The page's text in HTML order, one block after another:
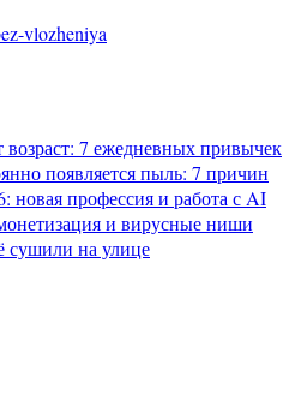
7 ежедневных привычек
появляется пыль: 7 причин
новая профессия и работа с AI
и вирусные ниши
сушили на улице